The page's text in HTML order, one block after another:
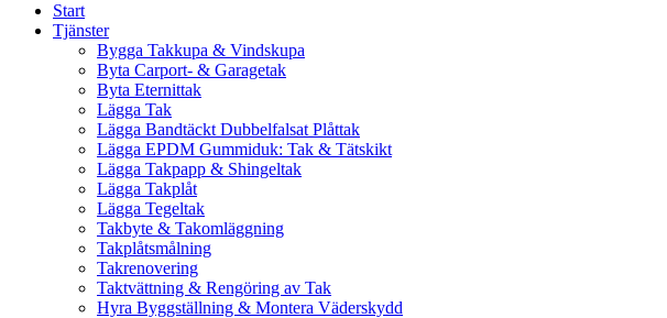
Start
Tjänster
Bygga Takkupa & Vindskupa
Byta Carport- & Garagetak
Byta Eternittak
Lägga Tak
Lägga Bandtäckt Dubbelfalsat Plåttak
Lägga EPDM Gummiduk: Tak & Tätskikt
Lägga Takpapp & Shingeltak
Lägga Takplåt
Lägga Tegeltak
Takbyte & Takomläggning
Takplåtsmålning
Takrenovering
Taktvättning & Rengöring av Tak
Hyra Byggställning & Montera Väderskydd